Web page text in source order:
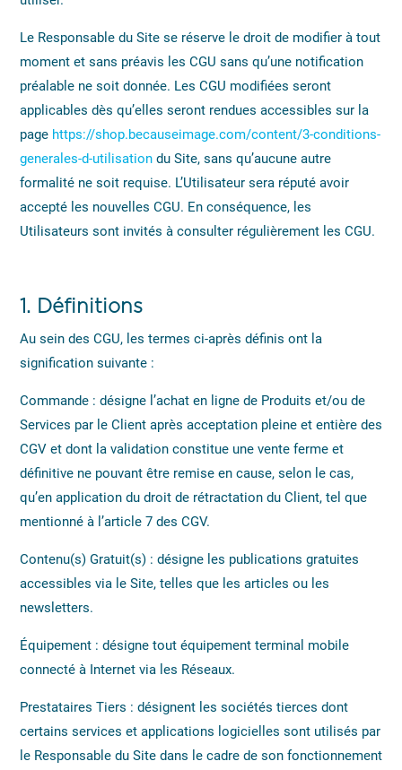
Le Responsable du Site se réserve le droit de modifier à tout
moment et sans préavis les CGU sans qu’une notification
préalable ne soit donnée. Les CGU modifiées seront
applicables dès qu’elles seront rendues accessibles sur la
page https://shop.becauseimage.com/content/3-conditions-
generales-d-utilisationdu Site, sans qu’aucune autre
formalité ne soit requise. L’Utilisateur sera réputé avoir
accepté les nouvelles CGU. En conséquence, les
Utilisateurs sont invités à consulter régulièrement les CGU.
1. Définitions
Au sein des CGU, les termes ci-après définis ont la
signification suivante :
Commande : désigne l’achat en ligne de Produits et/ou de
Services par le Client après acceptation pleine et entière des
CGV et dont la validation constitue une vente ferme et
définitive ne pouvant être remise en cause, selon le cas,
qu’en application du droit de rétractation du Client, tel que
mentionné à l’article 7 des CGV.
Contenu(s) Gratuit(s) : désigne les publications gratuites
accessibles via le Site, telles que les articles ou les
newsletters.
Équipement : désigne tout équipement terminal mobile
connecté à Internet via les Réseaux.
Prestataires Tiers : désignent les sociétés tierces dont
certains services et applications logicielles sont utilisés par
le Responsable du Site dans le cadre de son fonctionnement